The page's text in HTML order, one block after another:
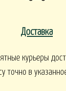
Доставка
курьеры
точно в